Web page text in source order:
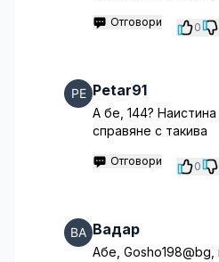
Отговори 0
Petar91
А бе, 144?
справяне с такива
Отговори 0
Вадар
Абе,